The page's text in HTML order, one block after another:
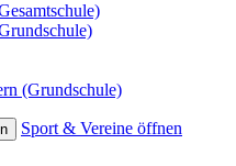
(Grundschule)
Sport & Vereine öffnen